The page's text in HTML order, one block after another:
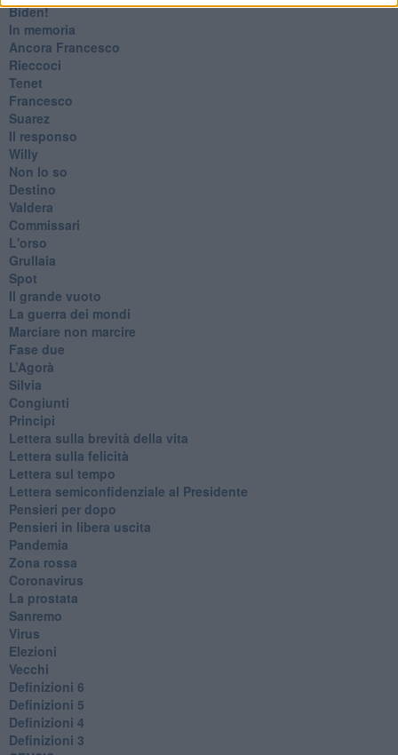
​Biden!
In memoria
​Ancora Francesco
Rieccoci
Tenet
Francesco
Suarez
​Il responso
Willy
Non lo so
Destino
Valdera
Commissari
L'orso
Grullaia
Spot
​Il grande vuoto
​La guerra dei mondi
Marciare non marcire
Fase due
L’Agorà
Silvia
Congiunti
Principi
​Lettera sulla brevità della vita
​Lettera sulla felicità
​Lettera sul tempo
Lettera semiconfidenziale al Presidente
Pensieri per dopo
​Pensieri in libera uscita
Pandemia
Zona rossa
Coronavirus
La prostata
Sanremo
Virus
Elezioni
Vecchi
Definizioni 6
Definizioni 5
Definizioni 4
Definizioni 3